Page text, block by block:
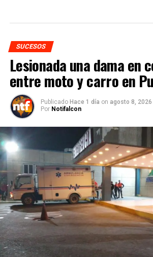
SUCESOS
Lesionada una dama en
entre moto y carro en
Publicado Hace 1 día on agosto 8, 2026
Por Notifalcon